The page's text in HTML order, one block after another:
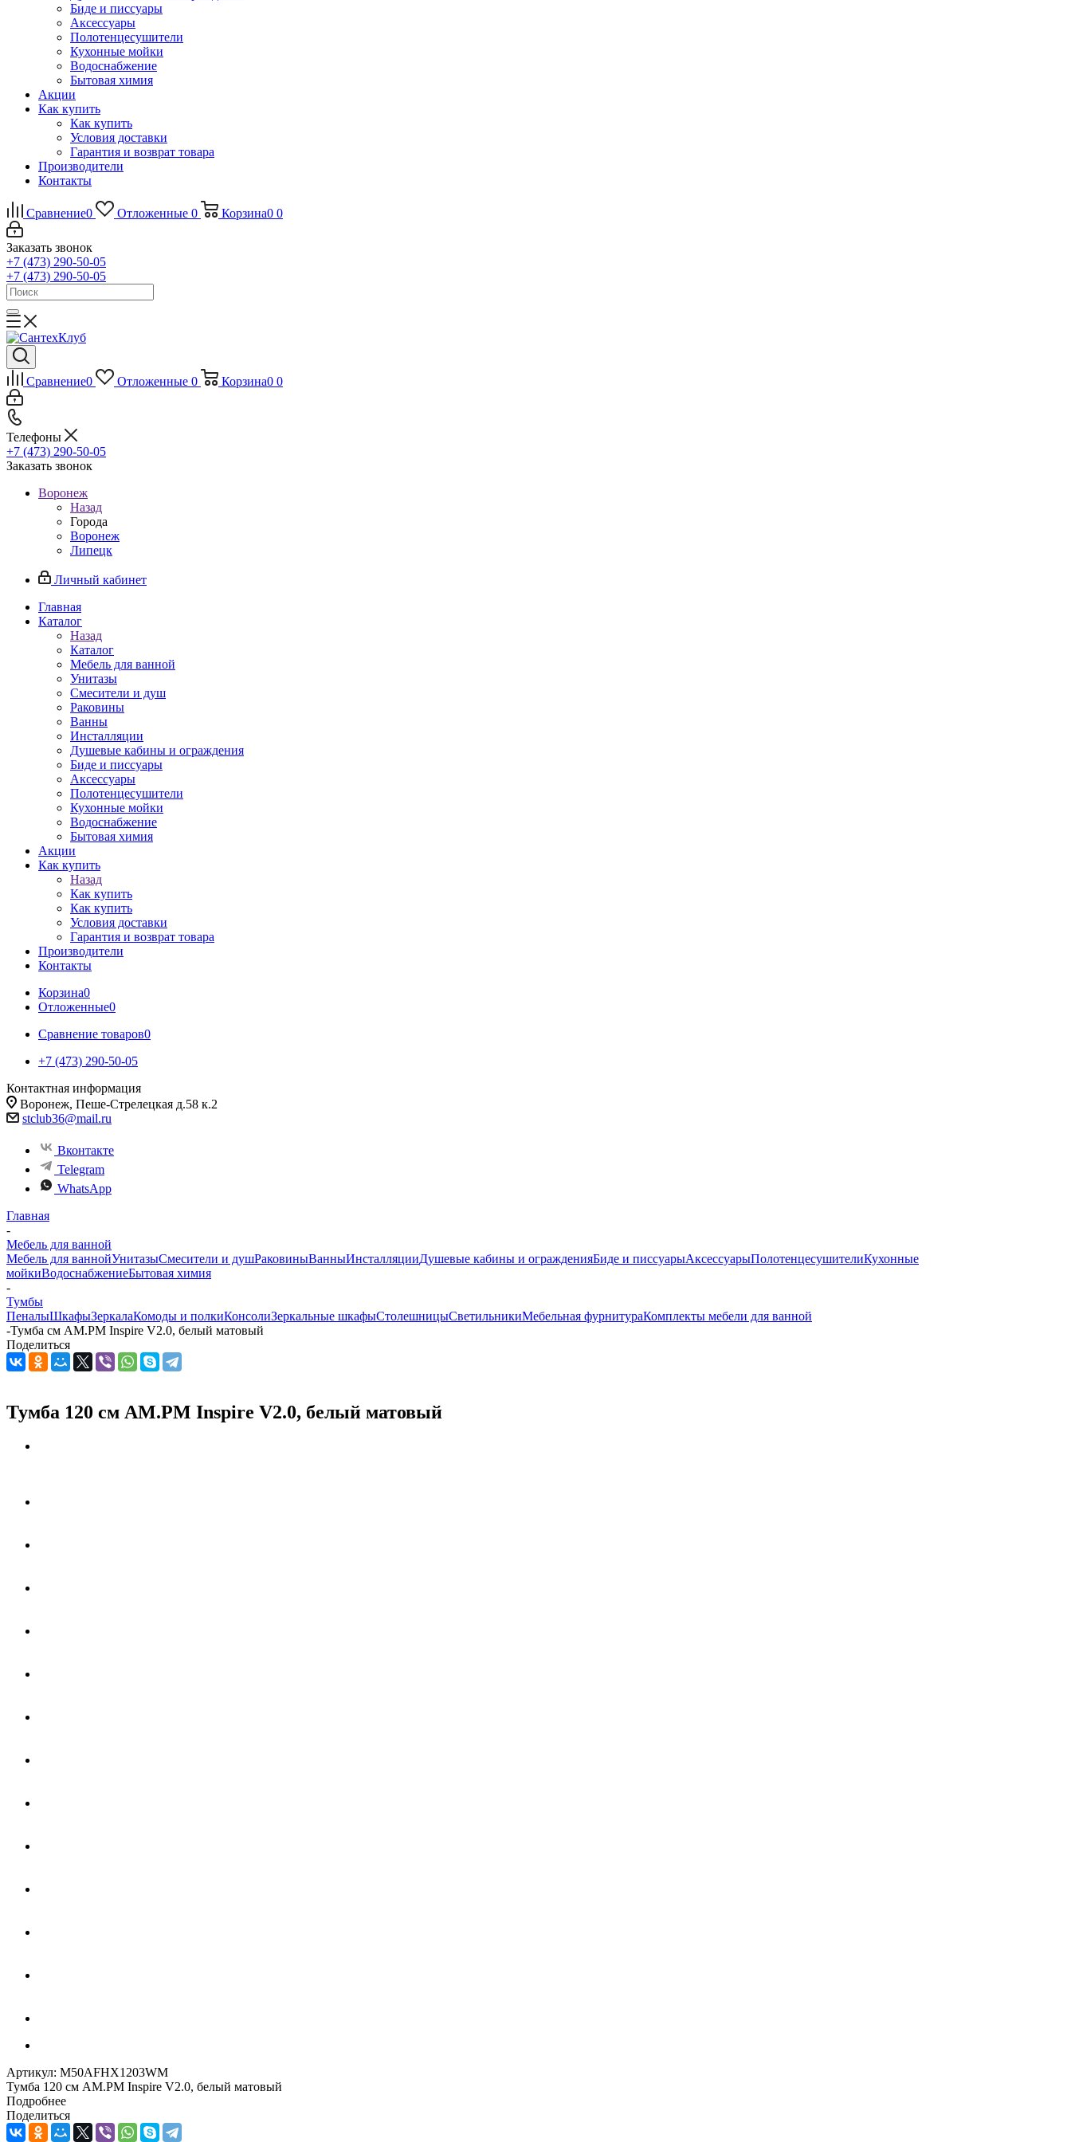
Биде и писсуары
Аксессуары
Полотенцесушители
Кухонные мойки
Водоснабжение
Бытовая химия
Акции
Как купить
Как купить
Условия доставки
Гарантия и возврат товара
Производители
Контакты
Сравнение0 Отложенные 0 Корзина0 0
Заказать звонок
+7 (473) 290-50-05
+7 (473) 290-50-05
Сравнение0 Отложенные 0 Корзина0 0
Телефоны
+7 (473) 290-50-05
Заказать звонок
Воронеж
Назад
Города
Воронеж
Липецк
Личный кабинет
Главная
Каталог
Назад
Каталог
Мебель для ванной
Унитазы
Смесители и душ
Раковины
Ванны
Инсталляции
Душевые кабины и ограждения
Биде и писсуары
Аксессуары
Полотенцесушители
Кухонные мойки
Водоснабжение
Бытовая химия
Акции
Как купить
Назад
Как купить
Как купить
Условия доставки
Гарантия и возврат товара
Производители
Контакты
Корзина0
Отложенные0
Сравнение товаров0
+7 (473) 290-50-05
Контактная информация
Воронеж, Пеше-Стрелецкая д.58 к.2
stclub36@mail.ru
Вконтакте
Telegram
WhatsApp
Главная
-
Мебель для ванной
Мебель для ваннойУнитазыСмесители и душРаковиныВанныИнсталляцииДушевые кабины и огражденияБиде и писсуарыАксессуарыПолотенцесушителиКухонные
мойкиВодоснабжениеБытовая химия
-
Тумбы
ПеналыШкафыЗеркалаКомоды и полкиКонсолиЗеркальные шкафыСтолешницыСветильникиМебельная фурнитураКомплекты мебели для ванной
-Тумба см AM.PM Inspire V2.0, белый матовый
Поделиться
Тумба 120 см AM.PM Inspire V2.0, белый матовый
Артикул: M50AFHX1203WM
Тумба 120 см AM.PM Inspire V2.0, белый матовый
Подробнее
Поделиться